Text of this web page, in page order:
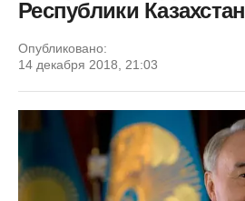
Республики Казахстан
Опубликовано:
14 декабря 2018, 21:03